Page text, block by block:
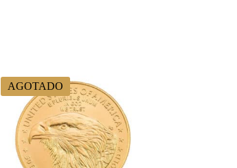
AGOTADO